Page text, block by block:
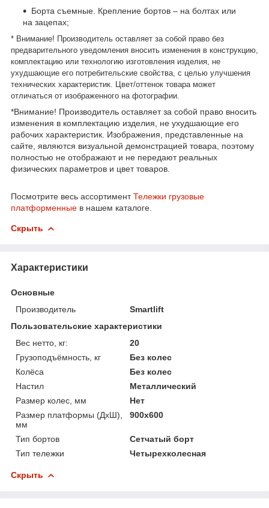
Борта съемные. Крепление бортов – на болтах или
на зацепах;
* Внимание! Производитель оставляет за собой право без
предварительного уведомления вносить изменения в конструкцию,
комплектацию или технологию изготовления изделия, не
ухудшающие его потребительские свойства, с целью улучшения
технических характеристик. Цвет/оттенок товара может
отличаться от изображенного на фотографии.
*Внимание! Производитель оставляет за собой право вносить
изменения в комплектацию изделия, не ухудшающие его
рабочих характеристик. Изображения, представленные на
сайте, являются визуальной демонстрацией товара, поэтому
полностью не отображают и не передают реальных
физических параметров и цвет товаров.
Посмотрите весь ассортиментТележки грузовые
платформенные в нашем каталоге.
Скрыть
Характеристики
Основные
Производитель
Smartlift
Пользовательские характеристики
Вес нетто, кг:
20
Грузоподъёмность, кг
Без колес
Колёса
Без колес
Настил
Металлический
Размер колес, мм
Нет
Размер платформы (ДхШ),
мм
900x600
Тип бортов
Сетчатый борт
Тип тележки
Четырехколесная
Скрыть